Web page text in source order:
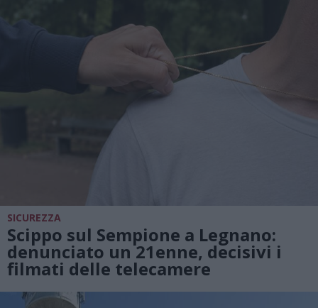
SICUREZZA
Scippo sul Sempione a Legnano:
denunciato un 21enne, decisivi i
filmati delle telecamere